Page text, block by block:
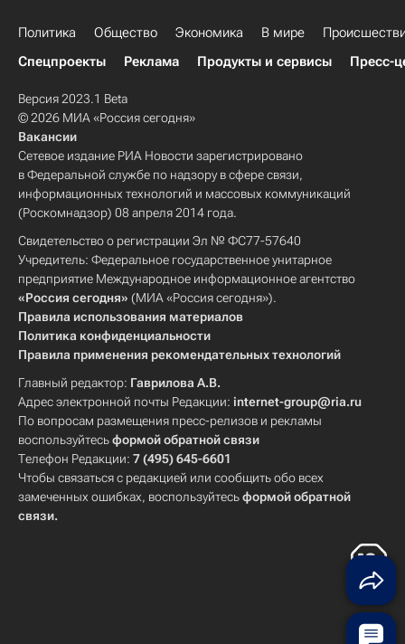
Политика Общество Экономика В мире
Спецпроекты
Реклама Продукты и сервисы Пресс-
Версия 2023.1 Beta
© 2026 МИА «Россия сегодня»
Вакансии
Сетевое издание РИА Новости зарегистрировано
в Федеральной службе по надзору в сфере связи,
информационных технологий и массовых коммуникаций
(Роскомнадзор) 08 апреля 2014 года.
Свидетельство о регистрации Эл № ФС77-57640
Учредитель: Федеральное государственное унитарное
предприятие Международное информационное агентство
«Россия сегодня» (МИА «Россия сегодня»).
Правила использования материалов
Политика конфиденциальности
Правила применения рекомендательных технологий
Главный редактор: Гаврилова А.В.
Адрес электронной почты Редакции: internet-group@ria.ru
По вопросам размещения пресс-релизов и рекламы
воспользуйтесьформой обратной связи
Телефон Редакции: 7 (495) 645-6601
Чтобы связаться с редакцией или сообщить обо всех
замеченных ошибках, воспользуйтесьформой обратной
связи.